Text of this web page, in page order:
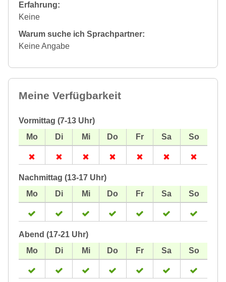
Erfahrung:
Keine
Warum suche ich Sprachpartner:
Keine Angabe
Meine Verfügbarkeit
Vormittag (7-13 Uhr)
Nachmittag (13-17 Uhr)
Abend (17-21 Uhr)